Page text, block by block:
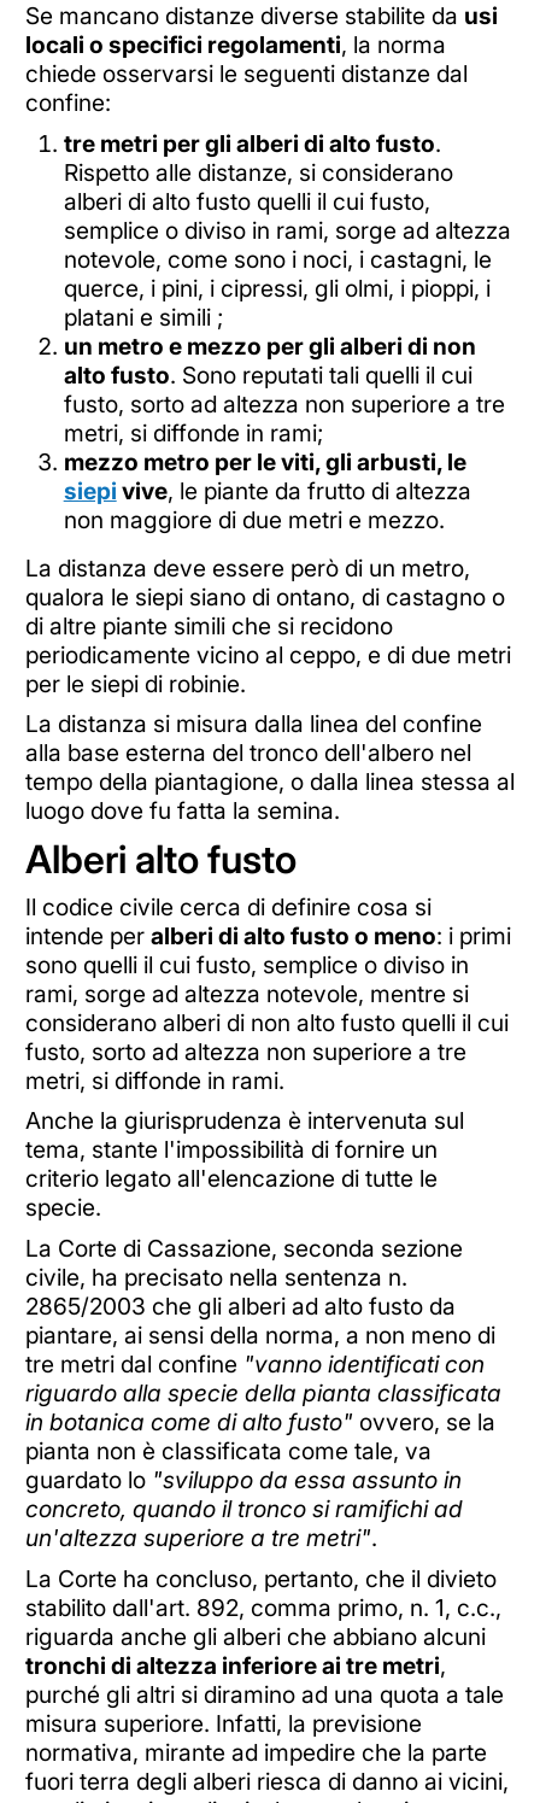
Se mancano distanze diverse stabilite da usi
locali o specifici regolamenti, la norma
chiede osservarsi le seguenti distanze dal
confine:
tre metri per gli alberi di alto fusto.
Rispetto alle distanze, si considerano
alberi di alto fusto quelli il cui fusto,
semplice o diviso in rami, sorge ad altezza
notevole, come sono i noci, i castagni, le
querce, i pini, i cipressi, gli olmi, i pioppi, i
platani e simili ;
un metro e mezzo per gli alberi di non
alto fusto. Sono reputati tali quelli il cui
fusto, sorto ad altezza non superiore a tre
metri, si diffonde in rami;
mezzo metro per le viti, gli arbusti, le
siepi vive, le piante da frutto di altezza
non maggiore di due metri e mezzo.
La distanza deve essere però di un metro,
qualora le siepi siano di ontano, di castagno o
di altre piante simili che si recidono
periodicamente vicino al ceppo, e di due metri
per le siepi di robinie.
La distanza si misura dalla linea del confine
alla base esterna del tronco dell'albero nel
tempo della piantagione, o dalla linea stessa al
luogo dove fu fatta la semina.
Alberi alto fusto
Il codice civile cerca di definire cosa si
intende per alberi di alto fusto o meno: i primi
sono quelli il cui fusto, semplice o diviso in
rami, sorge ad altezza notevole, mentre si
considerano alberi di non alto fusto quelli il cui
fusto, sorto ad altezza non superiore a tre
metri, si diffonde in rami.
Anche la giurisprudenza è intervenuta sul
tema, stante l'impossibilità di fornire un
criterio legato all'elencazione di tutte le
specie.
La Corte di Cassazione, seconda sezione
civile, ha precisato nella sentenza n.
2865/2003 che gli alberi ad alto fusto da
piantare, ai sensi della norma, a non meno di
tre metri dal confine "vanno identificati con
riguardo alla specie della pianta classificata
in botanica come di alto fusto" ovvero, se la
pianta non è classificata come tale, va
guardato lo "sviluppo da essa assunto in
concreto, quando il tronco si ramifichi ad
un'altezza superiore a tre metri".
La Corte ha concluso, pertanto, che il divieto
stabilito dall'art. 892, comma primo, n. 1, c.c.,
riguarda anche gli alberi che abbiano alcuni
tronchi di altezza inferiore ai tre metri,
purché gli altri si diramino ad una quota a tale
misura superiore. Infatti, la previsione
normativa, mirante ad impedire che la parte
fuori terra degli alberi riesca di danno ai vicini,